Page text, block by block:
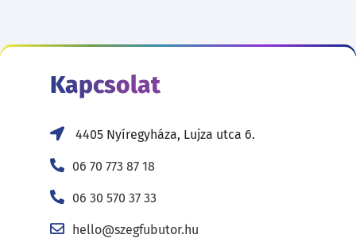
Kapcsolat
4405 Nyíregyháza, Lujza utca 6.
06 70 773 87 18
06 30 570 37 33
hello@szegfubutor.hu